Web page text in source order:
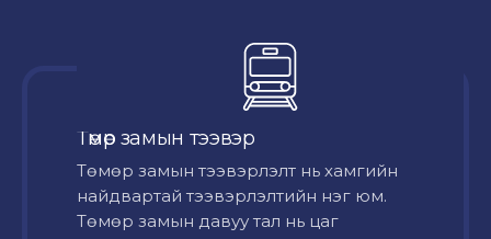
Төмөр замын тээвэр
Төмөр замын тээвэрлэлт нь хамгийн
найдвартай тээвэрлэлтийн нэг юм.
Төмөр замын давуу тал нь цаг